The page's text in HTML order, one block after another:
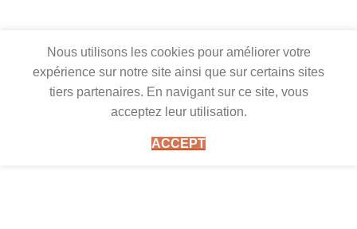
Nous utilisons les cookies pour améliorer votre
expérience sur notre site ainsi que sur certains sites
tiers partenaires. En navigant sur ce site, vous
acceptez leur utilisation.
ACCEPT